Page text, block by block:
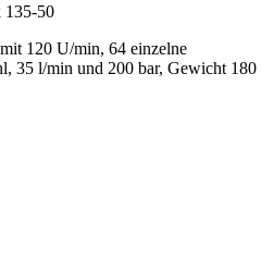
135-50
120 U/min, 64 einzelne
35 l/min und 200 bar, Gewicht 180